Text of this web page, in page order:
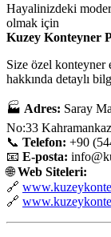
Hayalinizdeki
olmak için
Kuzey Konteyner
Size özel konteyner
hakkında detaylı
🏭 Adres: Saray
No:33
📞 Telefon: +90
📧 E-posta:
🌐Web Siteleri:
🔗
🔗